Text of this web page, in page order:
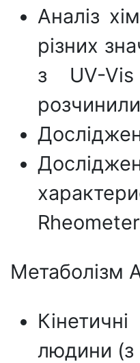
Аналіз
різних
з UV-
Метаболізм
людини (з